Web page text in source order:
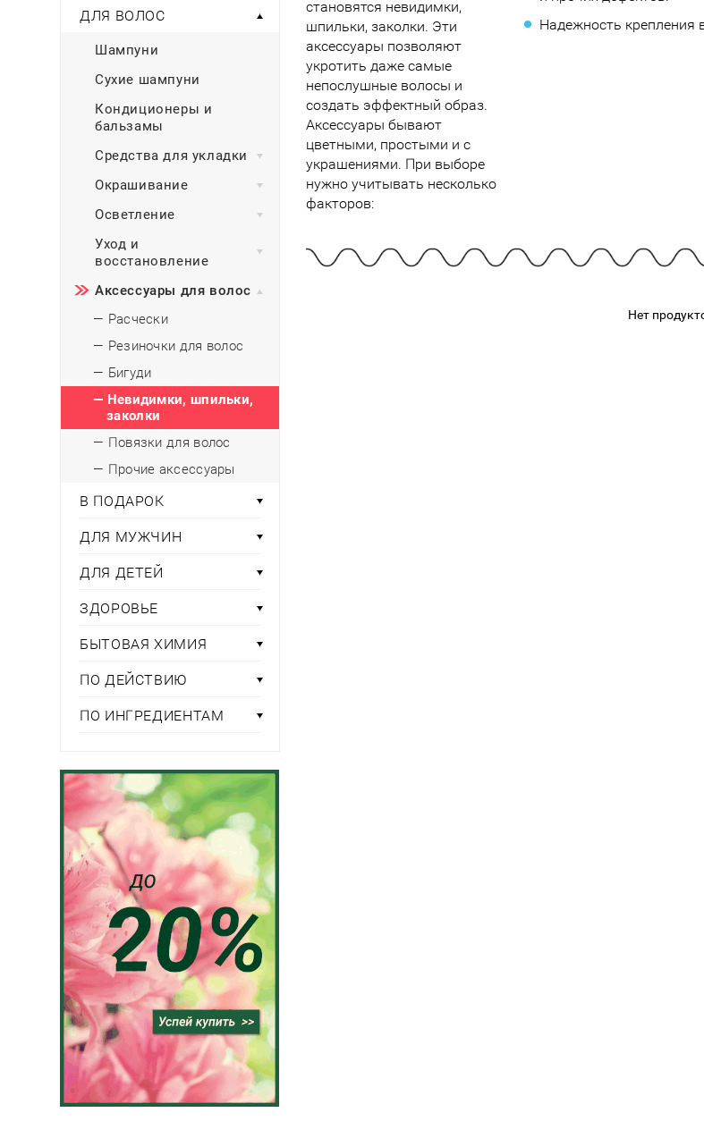
Для мужчин
Для детей
Здоровье
Подборки
Румяна
Для фиксации макияжа
Тональные основы
Хайлайтер / Бронзатор
ДЛЯ ГЛАЗ
Базы под тени
Карандаши для глаз
Подводки
Тени для век
ДЛЯ ГУБ
Блески
Карандаши для губ
Помады
Для очистки
Самыйширокий ассортимент косметики всегда в наличии!
подарочные
Туши для ресниц
ДЛЯ ВОЛОС
Шампуни
Сухие шампуни
Кондиционеры и
бальзамы
Средства для укладки
Окрашивание
Осветление
Уход и
восстановление
Аксессуары для волос
— Расчески
— Резиночки для волос
— Бигуди
— Невидимки, шпильки,
заколки
— Повязки для волос
— Прочие аксессуары
В ПОДАРОК
ДЛЯ МУЖЧИН
ДЛЯ ДЕТЕЙ
ЗДОРОВЬЕ
БЫТОВАЯ ХИМИЯ
ПО ДЕЙСТВИЮ
ПО ИНГРЕДИЕНТАМ
становятся невидимки,
шпильки, заколки. Эти
аксессуары позволяют
укротить даже самые
непослушные волосы и
создать эффектный образ.
Аксессуары бывают
цветными, простыми и с
украшениями. При выборе
нужно учитывать несколько
факторов:
Надежность крепления
Нет